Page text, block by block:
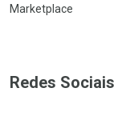
Marketplace
Redes Sociais